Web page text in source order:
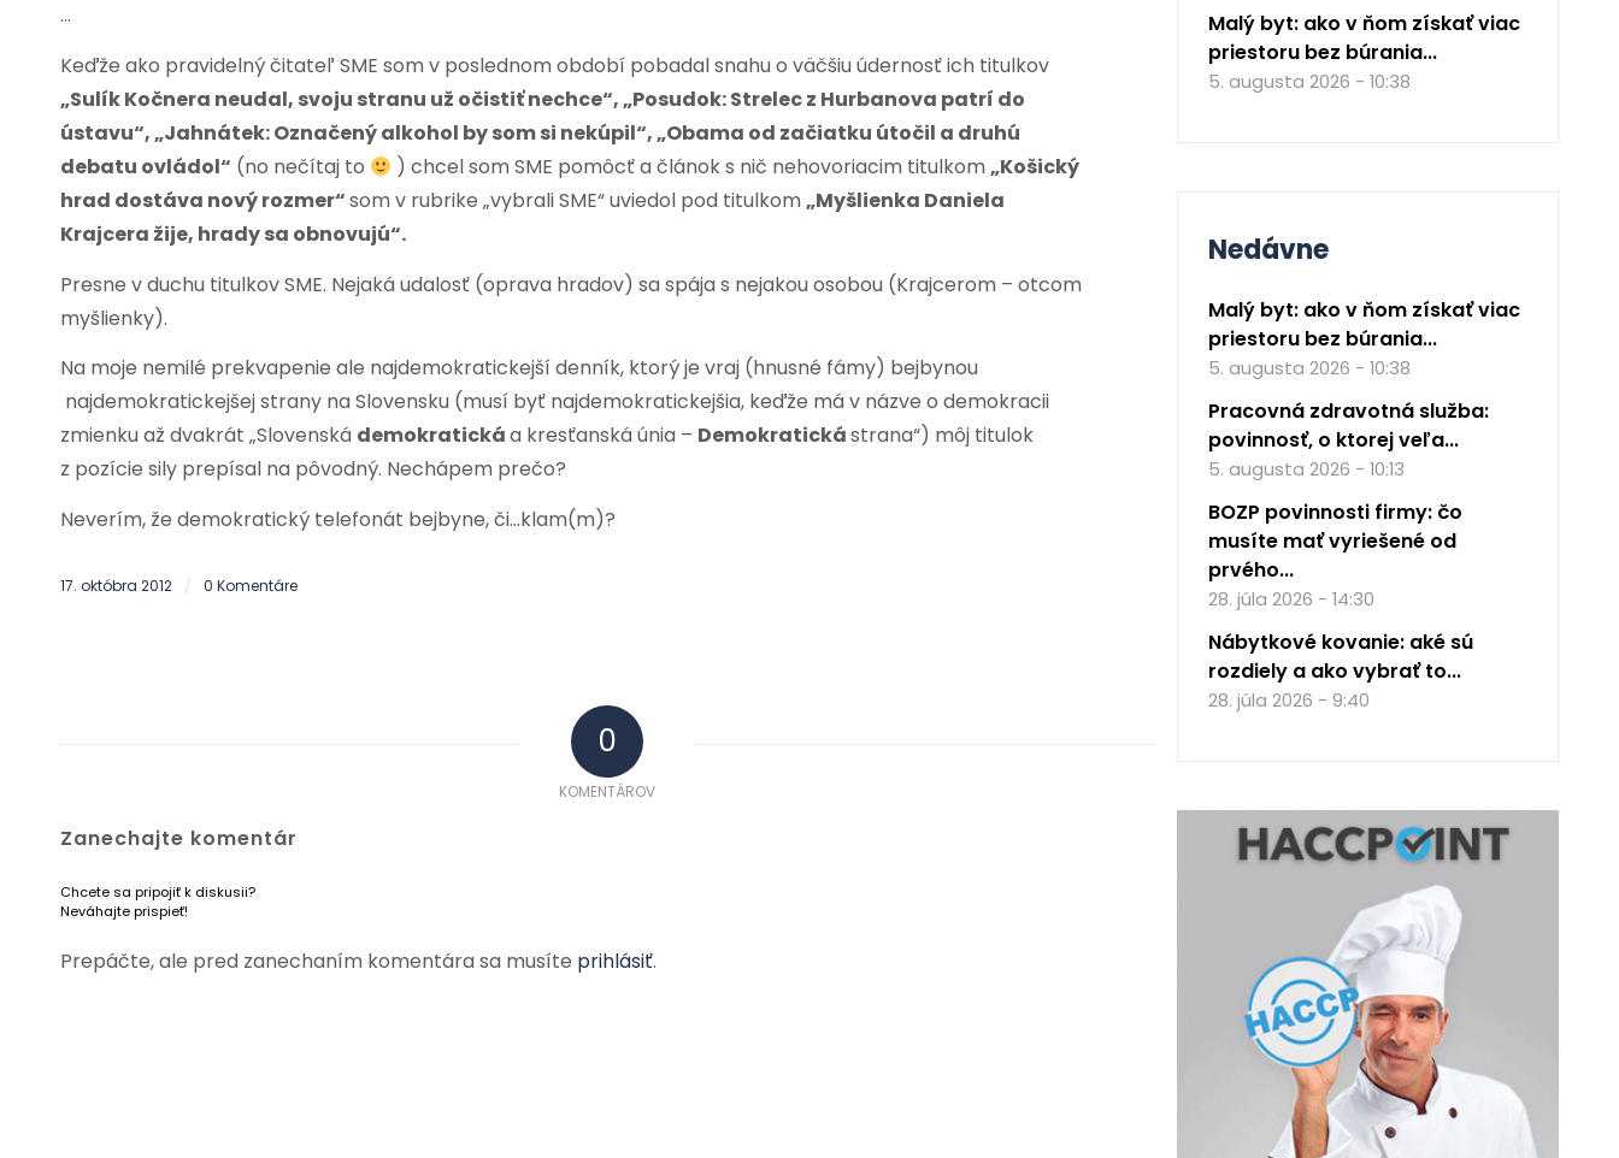
…
Keďže ako pravidelný čitateľ SME som v poslednom období pobadal snahu o väčšiu údernosť ich titulkov
„Sulík Kočnera neudal, svoju stranu už očistiť nechce“, „Posudok: Strelec z Hurbanova patrí do
ústavu“, „Jahnátek: Označený alkohol by som si nekúpil“, „Obama od začiatku útočil a druhú
debatu ovládol“ (no nečítaj to ) chcel som SME pomôcť a článok s nič nehovoriacim titulkom„Košický
hrad dostáva nový rozmer“som v rubrike „vybrali SME“ uviedol pod titulkom „Myšlienka Daniela
Krajcera žije, hrady sa obnovujú“.
Presne v duchu titulkov SME. Nejaká udalosť (oprava hradov) sa spája s nejakou osobou (Krajcerom – otcom
myšlienky).
Na moje nemilé prekvapenie ale najdemokratickejší denník, ktorý je vraj (hnusné fámy) bejbynou
najdemokratickejšej strany na Slovensku (musí byť najdemokratickejšia, keďže má v názve o demokracii
zmienku až dvakrát „Slovenská demokratickáa kresťanská únia – Demokratickástrana“) môj titulok
z pozície sily prepísal na pôvodný. Nechápem prečo?
Neverím, že demokratický telefonát bejbyne, či…klam(m)?
17. októbra 2012 / 0 Komentáre
0
KOMENTÁROV
Zanechajte komentár
Chcete sa pripojiť k diskusii?
Neváhajte prispieť!
Prepáčte, ale pred zanechaním komentára sa musíte prihlásiť.
Malý byt: ako v ňom získať viac
priestoru bez búrania...
5. augusta 2026 - 10:38
Nedávne
Malý byt: ako v ňom získať viac
priestoru bez búrania...
5. augusta 2026 - 10:38
Pracovná zdravotná služba:
povinnosť, o ktorej veľa...
5. augusta 2026 - 10:13
BOZP povinnosti firmy: čo
musíte mať vyriešené od
prvého...
28. júla 2026 - 14:30
Nábytkové kovanie: aké sú
rozdiely a ako vybrať to...
28. júla 2026 - 9:40